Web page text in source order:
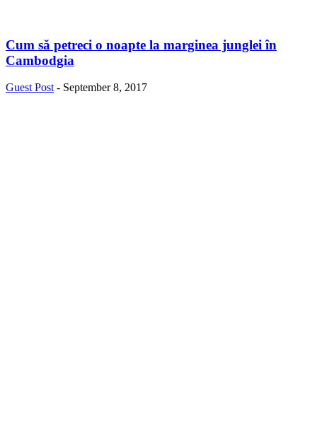
Cum să petreci o noapte la marginea junglei în
Cambodgia
Guest Post - September 8, 2017